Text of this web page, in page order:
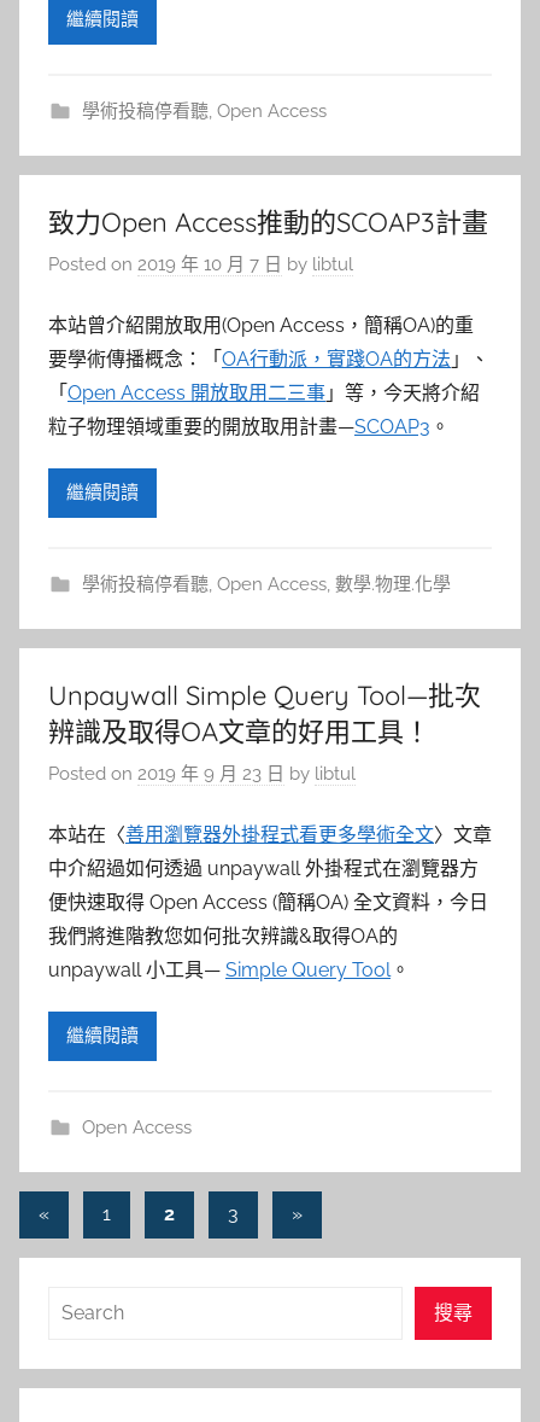
繼續閱讀
學術投稿停看聽, Open Access
致力Open Access推動的SCOAP3計畫
Posted on 2019 年 10 月 7 日 by libtul
本站曾介紹開放取用(Open Access，簡稱OA)的重
要學術傳播概念：「OA行動派，實踐OA的方法 」、
「Open Access 開放取用二三事 」等，今天將介紹
粒子物理領域重要的開放取用計畫—SCOAP3 。
繼續閱讀
學術投稿停看聽, Open Access, 數學.物理.化學
Unpaywall Simple Query Tool—批次
辨識及取得OA文章的好用工具！
Posted on 2019 年 9 月 23 日 by libtul
本站在〈善用瀏覽器外掛程式看更多學術全文〉文章
中介紹過如何透過 unpaywall 外掛程式在瀏覽器方
便快速取得 Open Access (簡稱OA) 全文資料，今日
我們將進階教您如何批次辨識&取得OA的
unpaywall 小工具— Simple Query Tool 。
繼續閱讀
Open Access
文
章
«Previous
1 2 3
Next
»
搜
搜尋